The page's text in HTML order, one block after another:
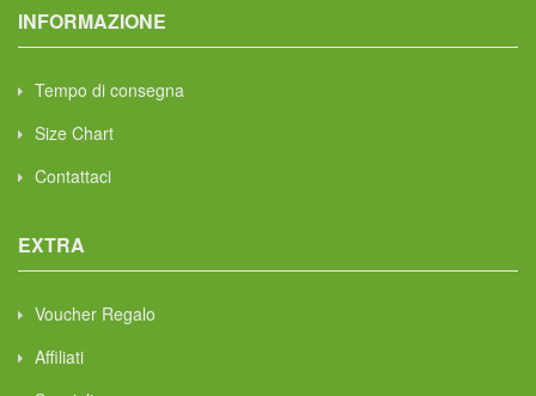
INFORMAZIONE
Tempo di consegna
Size Chart
Contattaci
EXTRA
Voucher Regalo
Affiliati